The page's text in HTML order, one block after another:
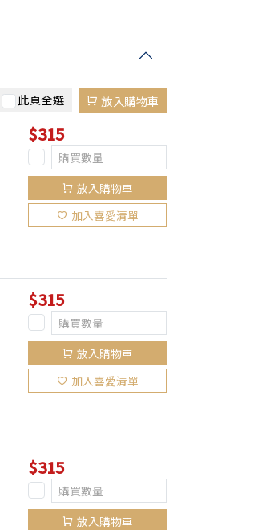
此頁全選 放入購物車
$315
放入購物車
加入喜愛清單
$315
放入購物車
加入喜愛清單
$315
放入購物車